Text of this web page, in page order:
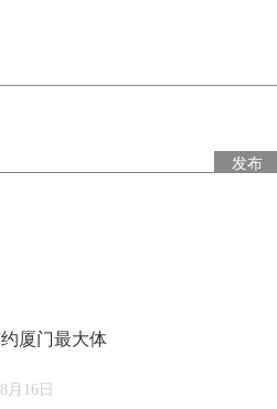
发布
厦门最大体
月16日